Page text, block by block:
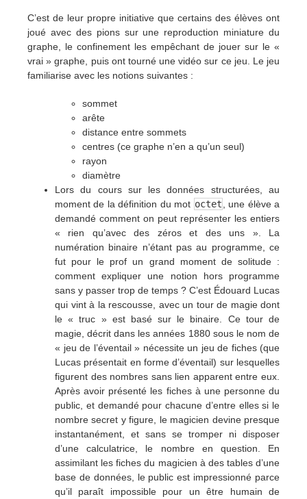
C’est de leur propre initiative que certains des élèves ont
joué avec des pions sur une reproduction miniature du
graphe, le confinement les empêchant de jouer sur le «
vrai » graphe, puis ont tourné une vidéo sur ce jeu. Le jeu
familiarise avec les notions suivantes :
sommet
arête
distance entre sommets
centres (ce graphe n’en a qu’un seul)
rayon
diamètre
Lors du cours sur les données structurées, au
moment de la définition du mot octet
, une élève a
demandé comment on peut représenter les entiers
« rien qu’avec des zéros et des uns ». La
numération binaire n’étant pas au programme, ce
fut pour le prof un grand moment de solitude :
comment expliquer une notion hors programme
sans y passer trop de temps ? C’est Édouard Lucas
qui vint à la rescousse, avec un tour de magie dont
le « truc » est basé sur le binaire. Ce tour de
magie, décrit dans les années 1880 sous le nom de
« jeu de l’éventail » nécessite un jeu de fiches (que
Lucas présentait en forme d’éventail) sur lesquelles
figurent des nombres sans lien apparent entre eux.
Après avoir présenté les fiches à une personne du
public, et demandé pour chacune d’entre elles si le
nombre secret y figure, le magicien devine presque
instantanément, et sans se tromper ni disposer
d’une calculatrice, le nombre en question. En
assimilant les fiches du magicien à des tables d’une
base de données, le public est impressionné parce
qu’il paraît impossible pour un être humain de